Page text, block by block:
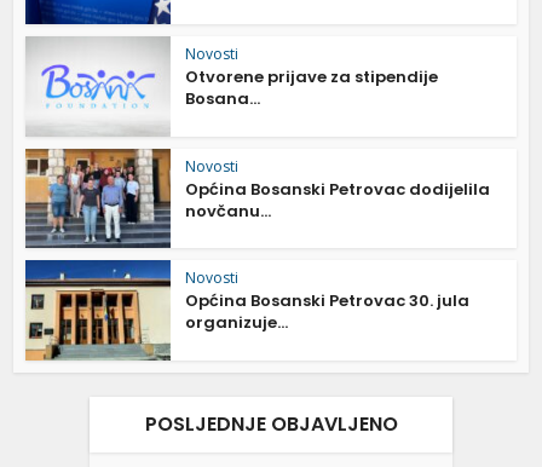
Novosti
Otvorene prijave za stipendije
Bosana...
Novosti
Općina Bosanski Petrovac dodijelila
novčanu...
Novosti
Općina Bosanski Petrovac 30. jula
organizuje...
POSLJEDNJE OBJAVLJENO